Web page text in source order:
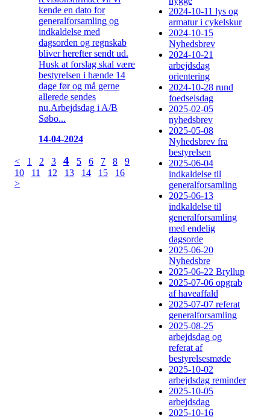
kende en dato for
generalforsamling og
indkaldelse med
dagsorden og regnskab
bliver herefter sendt ud.
Husk at forslag skal være
bestyrelsen i hænde 14
dage før og må gerne
allerede sendes
nu.Arbejdsdag i A/B
Søbo...
14-04-2024
< 1 2 3 4 5 6 7 8
9
10
11 12 13 14 15
16
>
2024-10-11 lys og
armatur i cykelskur
2024-10-15
Nyhedsbrev
2024-10-21
arbejdsdag
orientering
2024-10-28 rund
foedselsdag
2025-02-05
nyhedsbrev
2025-05-08
Nyhedsbrev fra
bestyrelsen
2025-06-04
indkaldelse til
generalforsamling
2025-06-13
indkaldelse til
generalforsamling
med endelig
dagsorde
2025-06-20
Nyhedsbre
2025-06-22 Bryllup
2025-07-06 opgrab
af haveaffald
2025-07-07 referat
generalforsamling
2025-08-25
arbejdsdag og
referat af
bestyrelsesmøde
2025-10-02
arbejdsdag reminder
2025-10-05
arbejdsdag
2025-10-16